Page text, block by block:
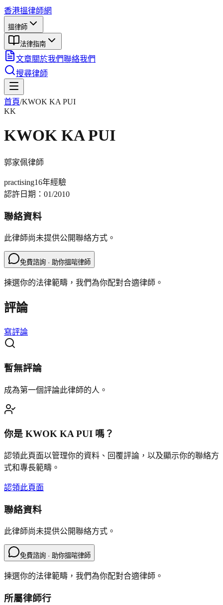
香港搵律師網
搵律師
法律指南
文章關於我們聯絡我們
搜尋律師
首頁/KWOK KA PUI
KK
KWOK KA PUI
郭家佩律師
practising16年經驗
認許日期： 01/2010
聯絡資料
此律師尚未提供公開聯絡方式。
免費諮詢 · 助你搵啱律師
揀選你的法律範疇，我們為你配對合適律師。
評論
寫評論
暫無評論
成為第一個評論此律師的人。
你是 KWOK KA PUI 嗎？
認領此頁面以管理你的資料、回覆評論，以及顯示你的聯絡方
式和專長範疇。
認領此頁面
聯絡資料
此律師尚未提供公開聯絡方式。
免費諮詢 · 助你搵啱律師
揀選你的法律範疇，我們為你配對合適律師。
所屬律師行